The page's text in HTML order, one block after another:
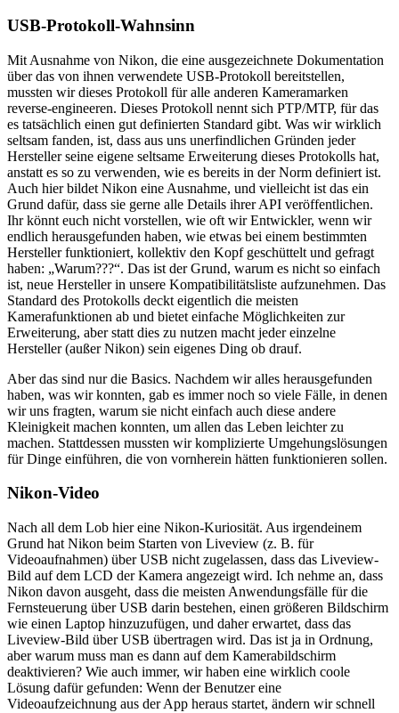
USB-Protokoll-Wahnsinn
Mit Ausnahme von Nikon, die eine ausgezeichnete Dokumentation
über das von ihnen verwendete USB-Protokoll bereitstellen,
mussten wir dieses Protokoll für alle anderen Kameramarken
reverse-engineeren. Dieses Protokoll nennt sich PTP/MTP, für das
es tatsächlich einen gut definierten Standard gibt. Was wir wirklich
seltsam fanden, ist, dass aus uns unerfindlichen Gründen jeder
Hersteller seine eigene seltsame Erweiterung dieses Protokolls hat,
anstatt es so zu verwenden, wie es bereits in der Norm definiert ist.
Auch hier bildet Nikon eine Ausnahme, und vielleicht ist das ein
Grund dafür, dass sie gerne alle Details ihrer API veröffentlichen.
Ihr könnt euch nicht vorstellen, wie oft wir Entwickler, wenn wir
endlich herausgefunden haben, wie etwas bei einem bestimmten
Hersteller funktioniert, kollektiv den Kopf geschüttelt und gefragt
haben: „Warum???“. Das ist der Grund, warum es nicht so einfach
ist, neue Hersteller in unsere Kompatibilitätsliste aufzunehmen. Das
Standard des Protokolls deckt eigentlich die meisten
Kamerafunktionen ab und bietet einfache Möglichkeiten zur
Erweiterung, aber statt dies zu nutzen macht jeder einzelne
Hersteller (außer Nikon) sein eigenes Ding ob drauf.
Aber das sind nur die Basics. Nachdem wir alles herausgefunden
haben, was wir konnten, gab es immer noch so viele Fälle, in denen
wir uns fragten, warum sie nicht einfach auch diese andere
Kleinigkeit machen konnten, um allen das Leben leichter zu
machen. Stattdessen mussten wir komplizierte Umgehungslösungen
für Dinge einführen, die von vornherein hätten funktionieren sollen.
Nikon-Video
Nach all dem Lob hier eine Nikon-Kuriosität. Aus irgendeinem
Grund hat Nikon beim Starten von Liveview (z. B. für
Videoaufnahmen) über USB nicht zugelassen, dass das Liveview-
Bild auf dem LCD der Kamera angezeigt wird. Ich nehme an, dass
Nikon davon ausgeht, dass die meisten Anwendungsfälle für die
Fernsteuerung über USB darin bestehen, einen größeren Bildschirm
wie einen Laptop hinzuzufügen, und daher erwartet, dass das
Liveview-Bild über USB übertragen wird. Das ist ja in Ordnung,
aber warum muss man es dann auf dem Kamerabildschirm
deaktivieren? Wie auch immer, wir haben eine wirklich coole
Lösung dafür gefunden: Wenn der Benutzer eine
Videoaufzeichnung aus der App heraus startet, ändern wir schnell